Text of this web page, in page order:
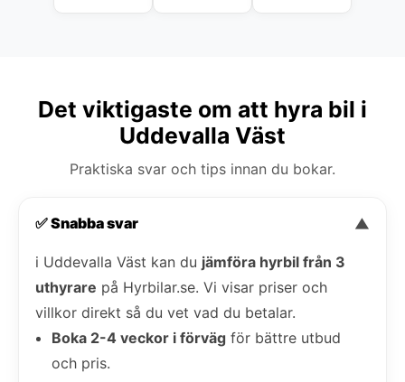
Det viktigaste om att hyra bil i
Uddevalla Väst
Praktiska svar och tips innan du bokar.
✅ Snabba svar ▼
i Uddevalla Väst kan du jämföra hyrbil från 3
uthyrare på Hyrbilar.se. Vi visar priser och
villkor direkt så du vet vad du betalar.
Boka 2-4 veckor i förväg för bättre utbud
och pris.